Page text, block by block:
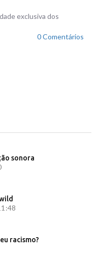
exclusiva dos
0 Comentários
sonora
racismo?